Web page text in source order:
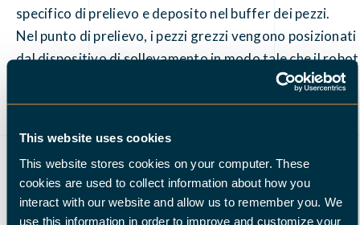
This website uses cookies
This website stores cookies on your computer. These
cookies are used to collect information about how you
interact with our website and allow us to remember you. We
use this information in order to improve and customize your
specifico di prelievo e deposito nel buffer dei pezzi.
Nel punto di prelievo, i pezzi grezzi vengono posizionati
dal dispositivo di sollevamento in modo tale che il robot
possa afferrare il primo pezzo in cima con la sua pinza.
Per il deposito dei pezzi lavorati nella relativa stazione
stazione è completamente riempita.
Per la movimentazione dei pezzi, il robot utilizza una